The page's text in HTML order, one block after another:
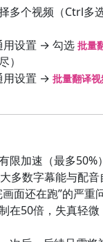
多个视频（Ctrl多
设置 → 勾选 批量
）
用设置 → 批量翻译
限加速（最多
多数字幕能与配
面还在跑”的严重
在50倍，失真轻